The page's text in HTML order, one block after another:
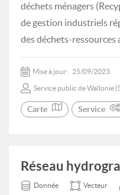
déchets ménagers
de gestion industriels
des déchets-
Mise à jour: 25/09/2023
Service public de Wallonie
Carte Service
Réseau
Donnée Vecteur